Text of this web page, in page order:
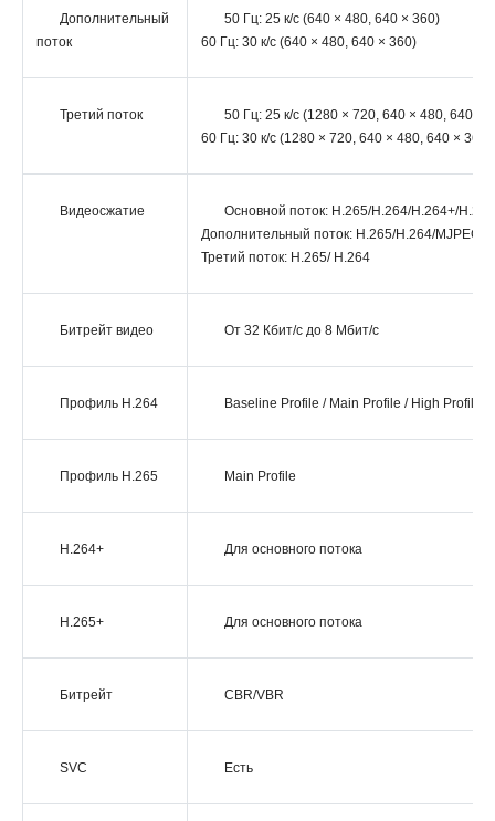
Дополнительный
поток
50 Гц: 25 к/с (640 × 480, 640 × 360)
60 Гц: 30 к/с (640 × 480, 640 × 360)
Третий поток
50 Гц: 25 к/с (1280 × 720, 640 × 480, 640 ×
60 Гц: 30 к/с (1280 × 720, 640 × 480, 640 × 360)
Видеосжатие
Основной поток: H.265/H.264/H.264+/
Дополнительный поток: H.265/H.264/MJPEG
Третий поток: H.265/ H.264
Битрейт видео От 32 Кбит/с до 8 Мбит/с
Профиль H.264 Baseline Profile / Main Profile / High Profile
Профиль H.265 Main Profile
H.264+ Для основного потока
H.265+ Для основного потока
Битрейт CBR/VBR
SVC Есть